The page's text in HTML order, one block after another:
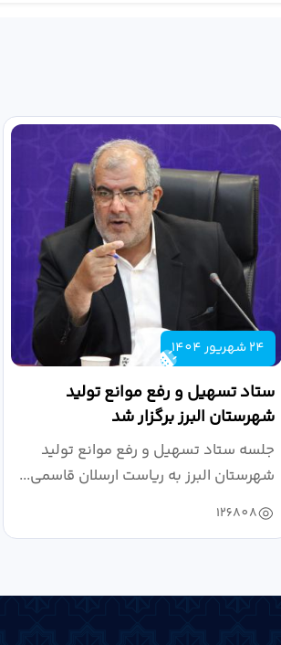
24 شهریور 1404
ستاد تسهیل و رفع موانع تولید
شهرستان البرز برگزار شد
جلسه ستاد تسهیل و رفع موانع تولید
شهرستان البرز به ریاست ارسلان قاسمی...
126808